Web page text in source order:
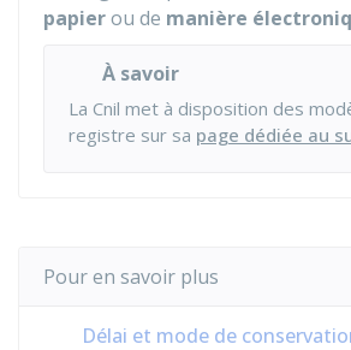
papierou de manière
À savoir
La Cnil met à disposition des
registre sur sa page dédiée au
Pour en savoir plus
Délai et mode de